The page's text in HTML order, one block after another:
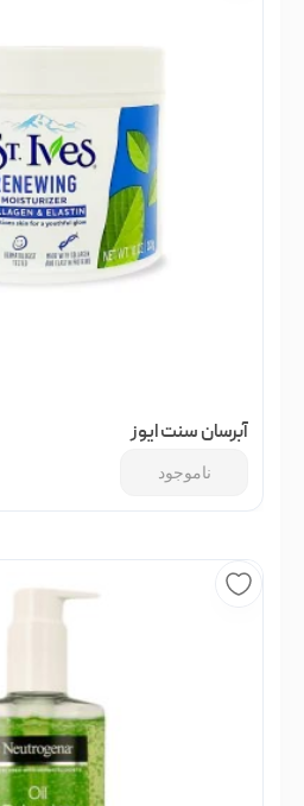
آبرسان سنت ایوز
ناموجود